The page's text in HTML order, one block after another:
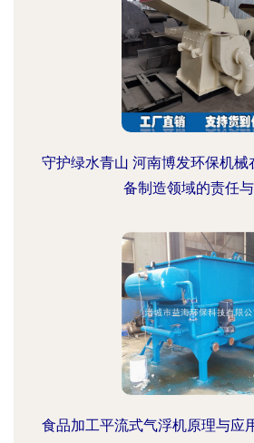
守护绿水青山 河南博发环保机
备制造领域的责任
食品加工平流式气浮机原理与应